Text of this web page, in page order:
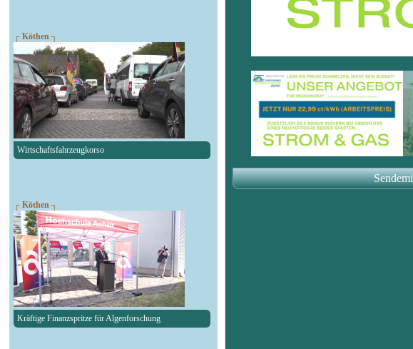
┌ Köthen ┐
Wirtschaftsfahrzeugkorso
┌ Köthen ┐
Kräftige Finanzspritze für Algenforschung